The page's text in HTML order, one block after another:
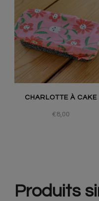
CHARLOTTE À CAKE
€8,00
Produits